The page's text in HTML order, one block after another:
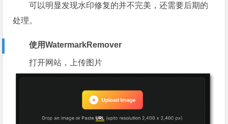
可以明显发现水印修复的并不完美，还需要后期的
处理。
使用WatermarkRemover
打开网站，上传图片